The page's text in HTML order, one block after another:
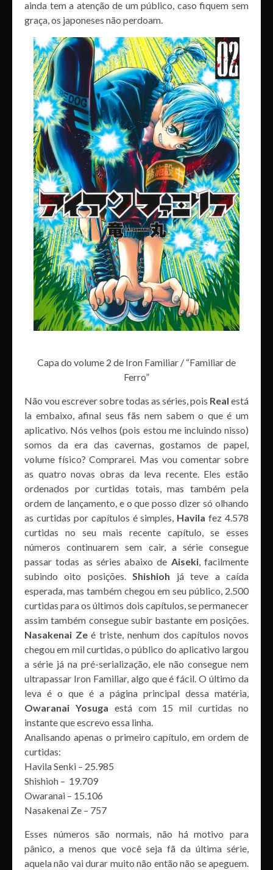
ainda tem a atenção de um público, caso fiquem sem
graça, os japoneses não perdoam.
Capa do volume 2 de Iron Familiar / “Familiar de
Ferro”
Não vou escrever sobre todas as séries, pois Real está
la embaixo, afinal seus fãs nem sabem o que é um
aplicativo. Nós velhos (pois estou me incluindo nisso)
somos da era das cavernas, gostamos de papel,
volume físico? Comprarei. Mas vou comentar sobre
as quatro novas obras da leva recente. Eles estão
ordenados por curtidas totais, mas também pela
ordem de lançamento, e o que posso dizer só olhando
as curtidas por capítulos é simples, Havila fez 4.578
curtidas no seu mais recente capítulo, se esses
números continuarem sem cair, a série consegue
passar todas as séries abaixo de Aiseki, facilmente
subindo oito posições.Shishioh já teve a caída
esperada, mas também chegou em seu público, 2.500
curtidas para os últimos dois capítulos, se permanecer
assim também consegue subir bastante em posições.
Nasakenai Zeé triste, nenhum dos capítulos novos
chegou em mil curtidas, o público do aplicativo largou
a série já na pré-serialização, ele não consegue nem
ultrapassar Iron Familiar, algo que é fácil. O último da
leva é o que é a página principal dessa matéria,
Owaranai Yosuga está com 15 mil curtidas no
instante que escrevo essa linha.
Analisando apenas o primeiro capítulo, em ordem de
curtidas:
Havila Senki – 25.985
Shishioh – 19.709
Owaranai – 15.106
Nasakenai Ze – 757
Esses números são normais, não há motivo para
pânico, a menos que você seja fã da última série,
aquela não vai durar muito não então não se apeguem.